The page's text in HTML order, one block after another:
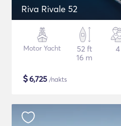
Riva Rivale 52
Motor Yacht
52 ft
16 m
4
$6,725 /nakts